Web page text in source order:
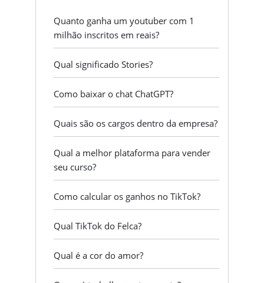
Quanto ganha um youtuber com 1
milhão inscritos em reais?
Qual significado Stories?
Como baixar o chat ChatGPT?
Quais são os cargos dentro da empresa?
Qual a melhor plataforma para vender
seu curso?
Como calcular os ganhos no TikTok?
Qual TikTok do Felca?
Qual é a cor do amor?